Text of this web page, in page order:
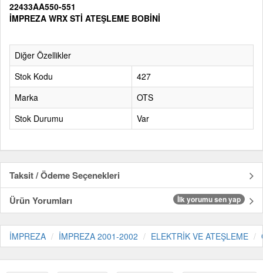
22433AA550-551
İMPREZA WRX STİ ATEŞLEME BOBİNİ
Diğer Özellikler
Stok Kodu
427
Marka
OTS
Stok Durumu
Var
Taksit / Ödeme Seçenekleri
Ürün Yorumları
İlk yorumu sen yap
İMPREZA İMPREZA 2001-2002 ELEKTRİK VE ATEŞLEME